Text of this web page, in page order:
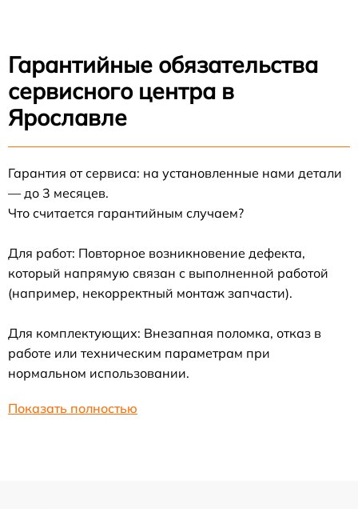
Гарантийные обязательства
сервисного центра в
Ярославле
Гарантия от сервиса: на установленные нами детали
— до 3 месяцев.
Что считается гарантийным случаем?
Для работ: Повторное возникновение дефекта,
который напрямую связан с выполненной работой
(например, некорректный монтаж запчасти).
Для комплектующих: Внезапная поломка, отказ в
работе или техническим параметрам при
нормальном использовании.
Показать полностью